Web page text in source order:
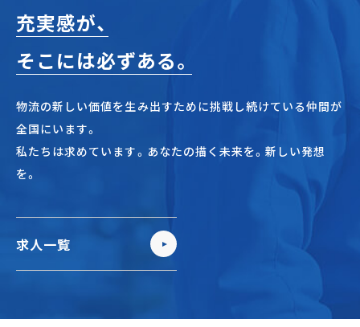
充実感が、
そこには必ずある。
物流の新しい価値を生み出すために挑戦し続けている仲間が
全国にいます。
私たちは求めています。あなたの描く未来を。新しい発想
を。
求人一覧